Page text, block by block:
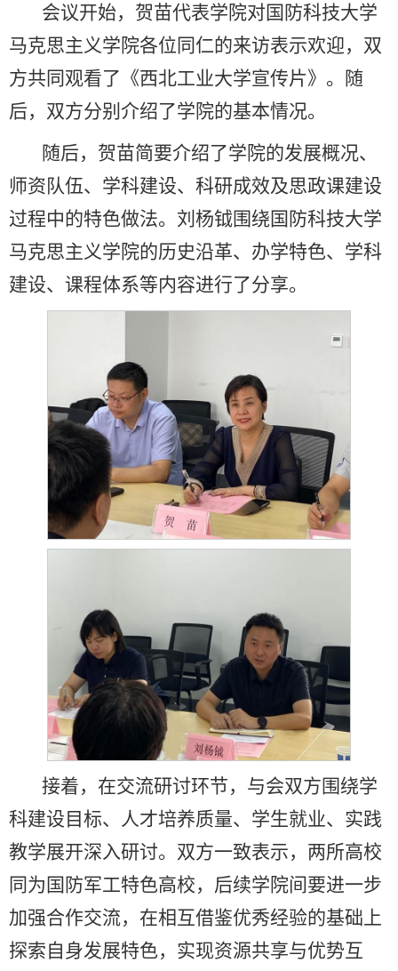
会议开始，贺苗代表学院对国防科技大学
马克思主义学院各位同仁的来访表示欢迎，双
方共同观看了《西北工业大学宣传片》。随
后，双方分别介绍了学院的基本情况。
随后，贺苗简要介绍了学院的发展概况、
师资队伍、学科建设、科研成效及思政课建设
过程中的特色做法。刘杨钺围绕国防科技大学
马克思主义学院的历史沿革、办学特色、学科
建设、课程体系等内容进行了分享。
接着，在交流研讨环节，与会双方围绕学
科建设目标、人才培养质量、学生就业、实践
教学展开深入研讨。双方一致表示，两所高校
同为国防军工特色高校，后续学院间要进一步
加强合作交流，在相互借鉴优秀经验的基础上
探索自身发展特色，实现资源共享与优势互